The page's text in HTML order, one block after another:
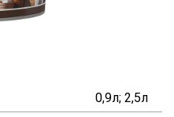
0,9л; 2,5л